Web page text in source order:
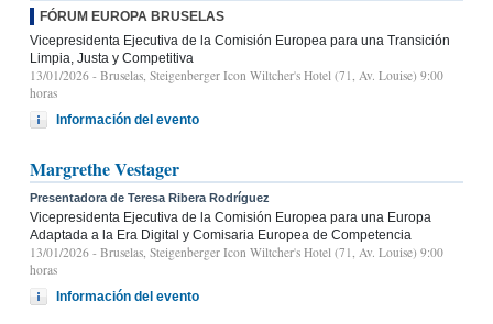
FÓRUM EUROPA BRUSELAS
Vicepresidenta Ejecutiva de la Comisión Europea para una Transición
Limpia, Justa y Competitiva
13/01/2026 - Bruselas, Steigenberger Icon Wiltcher's Hotel (71, Av. Louise) 9:00
horas
Información del evento
Margrethe Vestager
Presentadora de Teresa Ribera Rodríguez
Vicepresidenta Ejecutiva de la Comisión Europea para una Europa
Adaptada a la Era Digital y Comisaria Europea de Competencia
13/01/2026 - Bruselas, Steigenberger Icon Wiltcher's Hotel (71, Av. Louise) 9:00
horas
Información del evento